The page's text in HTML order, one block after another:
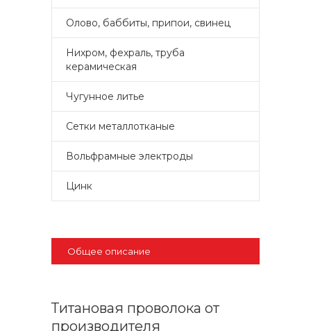
Олово, баббиты, припои, свинец
Нихром, фехраль, труба
керамическая
Чугунное литье
Сетки металлотканые
Вольфрамные электроды
Цинк
Общее описание
Титановая проволока от
производителя